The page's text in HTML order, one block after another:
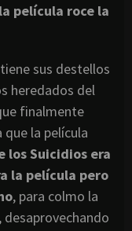
película roce la
sus destellos
heredados del
finalmente
la película
los Suicidios era
la película pero
, para colmo la